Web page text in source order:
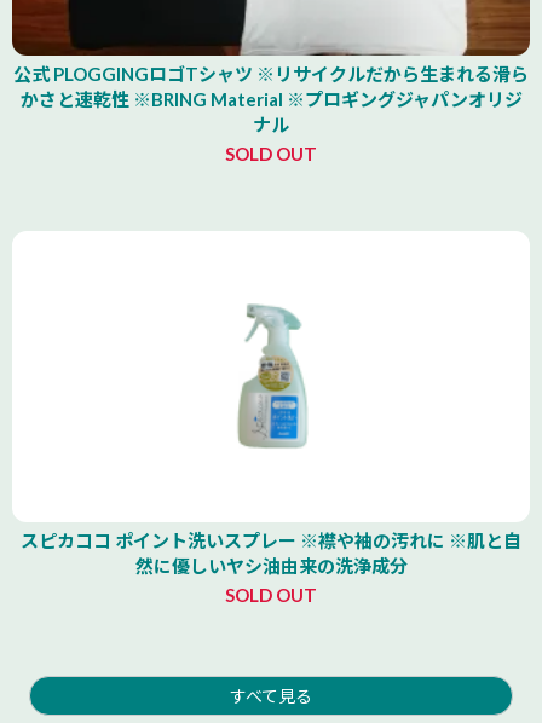
公式 PLOGGINGロゴTシャツ ※リサイクルだから生まれる滑ら
かさと速乾性 ※BRING Material ※プロギングジャパンオリジ
ナル
SOLD OUT
スピカココ ポイント洗いスプレー ※襟や袖の汚れに ※肌と自
然に優しいヤシ油由来の洗浄成分
SOLD OUT
すべて見る